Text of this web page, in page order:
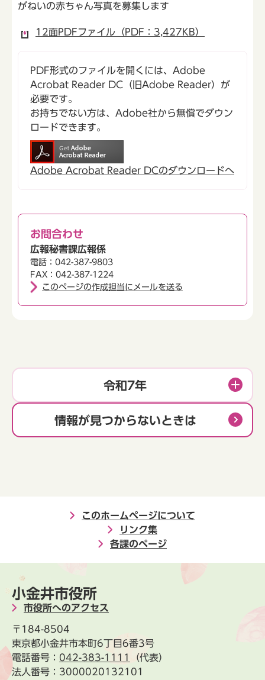
がねいの赤ちゃん写真を募集します
12面PDFファイル（PDF：3,427KB）
PDF形式のファイルを開くには、Adobe
Acrobat Reader DC（旧Adobe Reader）が
必要です。
お持ちでない方は、Adobe社から無償でダウン
ロードできます。
Adobe Acrobat Reader DCのダウンロードへ
お問合わせ
広報秘書課広報係
電話：042-387-9803
FAX：042-387-1224
このページの作成担当にメールを送る
令和7年
情報が見つからないときは
このホームページについて
リンク集
各課のページ
小金井市役所
市役所へのアクセス
〒184-8504
東京都小金井市本町6丁目6番3号
電話番号： 042-383-1111
（代表）
法人番号：3000020132101